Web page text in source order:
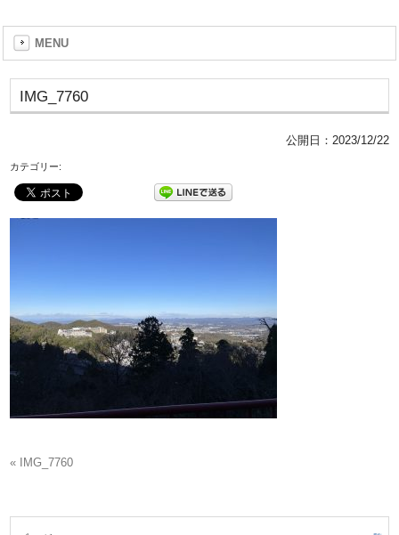
MENU
IMG_7760
公開日： 2023/12/22
カテゴリー:
« IMG_7760